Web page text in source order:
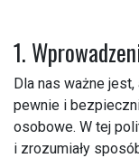
1.
Dla nas ważne
pewnie i
osobowe. W tej
i zrozumiały